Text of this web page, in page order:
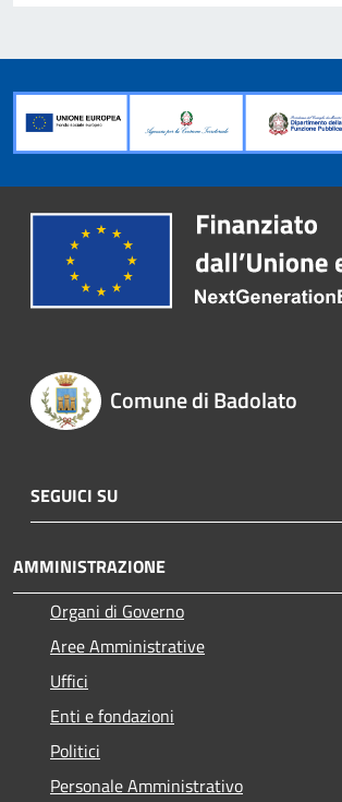
Comune di Badolato
SEGUICI SU
AMMINISTRAZIONE
Organi di Governo
Aree Amministrative
Uffici
Enti e fondazioni
Politici
Personale Amministrativo